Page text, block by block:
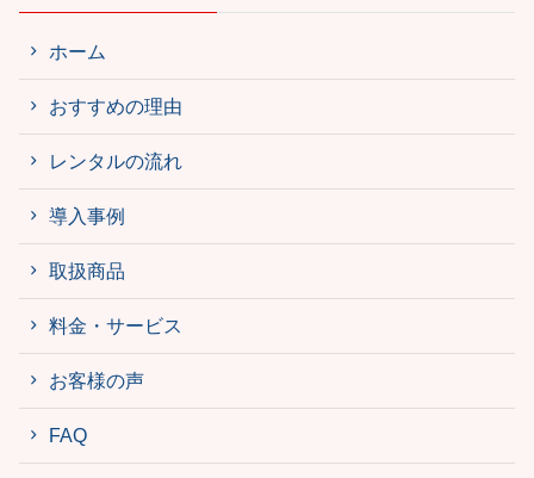
ホーム
おすすめの理由
レンタルの流れ
導入事例
取扱商品
料金・サービス
お客様の声
FAQ